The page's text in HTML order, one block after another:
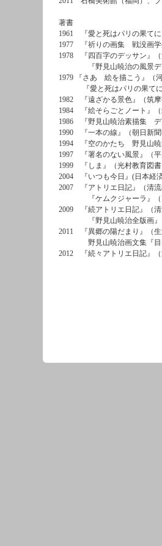
著書
1961 『愛と死はパリの果てに
1977 『祈りの画集 戦没画学
1978 『四百字のデッサン』
『野見山暁治の風景デッ
1979 『さあ 絵を描こう』（河
『愛と死はパリの果てに
1982 『遠ざかる景色』（筑摩
1984 『絵そらごとノート』（
1986 『野見山暁治素描集 デ
1990 『一本の線』（朝日新聞
1994 『空のかたち 野見山暁
1997 『署名のない風景』（平
1999 『しま』（光村教育図書
2004 『いつも今日』(日本経
2007 『アトリエ日記』（清流
『ケムクジャーラ』（ネ
2009 『続アトリエ日記』（清
『野見山暁治全版画』（
2011 『異郷の陽だまり』（生
野見山暁治画文集『目に
2012 『続々アトリエ日記』（